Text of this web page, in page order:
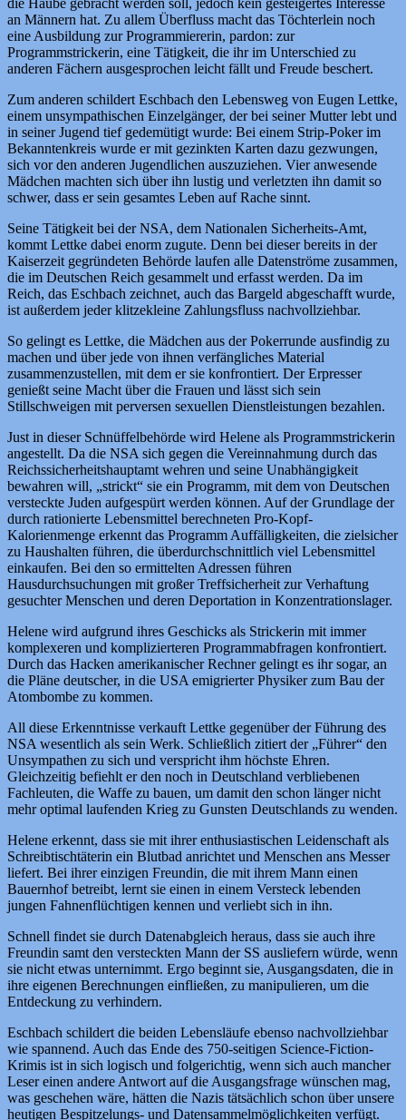
an Männern hat. Zu allem Überfluss macht das Töchterlein noch
eine Ausbildung zur Programmiererin, pardon: zur
Programmstrickerin, eine Tätigkeit, die ihr im Unterschied zu
anderen Fächern ausgesprochen leicht fällt und Freude beschert.
Zum anderen schildert Eschbach den Lebensweg von Eugen Lettke,
einem unsympathischen Einzelgänger, der bei seiner Mutter lebt und
in seiner Jugend tief gedemütigt wurde: Bei einem Strip-Poker im
Bekanntenkreis wurde er mit gezinkten Karten dazu gezwungen,
sich vor den anderen Jugendlichen auszuziehen. Vier anwesende
Mädchen machten sich über ihn lustig und verletzten ihn damit so
schwer, dass er sein gesamtes Leben auf Rache sinnt.
Seine Tätigkeit bei der NSA, dem Nationalen Sicherheits-Amt,
kommt Lettke dabei enorm zugute. Denn bei dieser bereits in der
Kaiserzeit gegründeten Behörde laufen alle Datenströme zusammen,
die im Deutschen Reich gesammelt und erfasst werden. Da im
Reich, das Eschbach zeichnet, auch das Bargeld abgeschafft wurde,
ist außerdem jeder klitzekleine Zahlungsfluss nachvollziehbar.
So gelingt es Lettke, die Mädchen aus der Pokerrunde ausfindig zu
machen und über jede von ihnen verfängliches Material
zusammenzustellen, mit dem er sie konfrontiert. Der Erpresser
genießt seine Macht über die Frauen und lässt sich sein
Stillschweigen mit perversen sexuellen Dienstleistungen bezahlen.
Just in dieser Schnüffelbehörde wird Helene als Programmstrickerin
angestellt. Da die NSA sich gegen die Vereinnahmung durch das
Reichssicherheitshauptamt wehren und seine Unabhängigkeit
bewahren will, „strickt“ sie ein Programm, mit dem von Deutschen
versteckte Juden aufgespürt werden können. Auf der Grundlage der
durch rationierte Lebensmittel berechneten Pro-Kopf-
Kalorienmenge erkennt das Programm Auffälligkeiten, die zielsicher
zu Haushalten führen, die überdurchschnittlich viel Lebensmittel
einkaufen. Bei den so ermittelten Adressen führen
Hausdurchsuchungen mit großer Treffsicherheit zur Verhaftung
gesuchter Menschen und deren Deportation in Konzentrationslager.
Helene wird aufgrund ihres Geschicks als Strickerin mit immer
komplexeren und komplizierteren Programmabfragen konfrontiert.
Durch das Hacken amerikanischer Rechner gelingt es ihr sogar, an
die Pläne deutscher, in die USA emigrierter Physiker zum Bau der
Atombombe zu kommen.
All diese Erkenntnisse verkauft Lettke gegenüber der Führung des
NSA wesentlich als sein Werk. Schließlich zitiert der „Führer“ den
Unsympathen zu sich und verspricht ihm höchste Ehren.
Gleichzeitig befiehlt er den noch in Deutschland verbliebenen
Fachleuten, die Waffe zu bauen, um damit den schon länger nicht
mehr optimal laufenden Krieg zu Gunsten Deutschlands zu wenden.
Helene erkennt, dass sie mit ihrer enthusiastischen Leidenschaft als
Schreibtischtäterin ein Blutbad anrichtet und Menschen ans Messer
liefert. Bei ihrer einzigen Freundin, die mit ihrem Mann einen
Bauernhof betreibt, lernt sie einen in einem Versteck lebenden
jungen Fahnenflüchtigen kennen und verliebt sich in ihn.
Schnell findet sie durch Datenabgleich heraus, dass sie auch ihre
Freundin samt den versteckten Mann der SS ausliefern würde, wenn
sie nicht etwas unternimmt. Ergo beginnt sie, Ausgangsdaten, die in
ihre eigenen Berechnungen einfließen, zu manipulieren, um die
Entdeckung zu verhindern.
Eschbach schildert die beiden Lebensläufe ebenso nachvollziehbar
wie spannend. Auch das Ende des 750-seitigen Science-Fiction-
Krimis ist in sich logisch und folgerichtig, wenn sich auch mancher
Leser einen andere Antwort auf die Ausgangsfrage wünschen mag,
was geschehen wäre, hätten die Nazis tätsächlich schon über unsere
heutigen Bespitzelungs- und Datensammelmöglichkeiten verfügt.